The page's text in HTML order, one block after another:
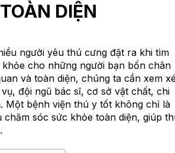
DIỆN
người yêu thú cưng đặt ra khi tìm
cho những người bạn bốn chân
và toàn diện, chúng ta cần xem
đội ngũ bác sĩ, cơ sở vật chất, chi
Một bệnh viện thú y tốt không chỉ là
sóc sức khỏe toàn diện, giúp